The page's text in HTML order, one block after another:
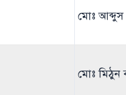
মোঃ আব্দুস
মোঃ মিঠুন